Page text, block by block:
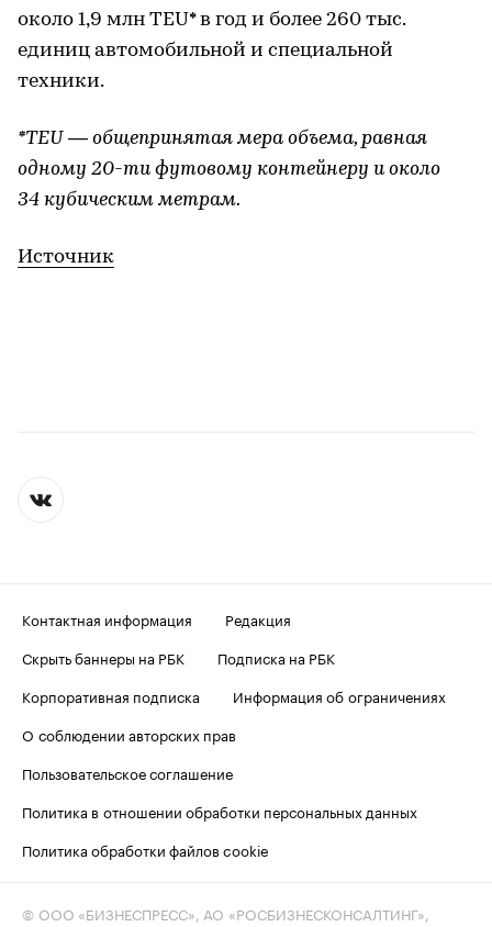
около 1,9 млн TEU* в год и более 260 тыс.
единиц автомобильной и специальной
техники.
*TEU — общепринятая мера объема, равная
одному 20-ти футовому контейнеру и около
34 кубическим метрам.
Источник
Контактная информация
Редакция
Скрыть баннеры на РБК
Подписка на РБК
Корпоративная подписка
Информация об ограничениях
О соблюдении авторских прав
Пользовательское соглашение
Политика в отношении обработки персональных данных
Политика обработки файлов cookie
© ООО «БИЗНЕСПРЕСС», АО «РОСБИЗНЕСКОНСАЛТИНГ»,